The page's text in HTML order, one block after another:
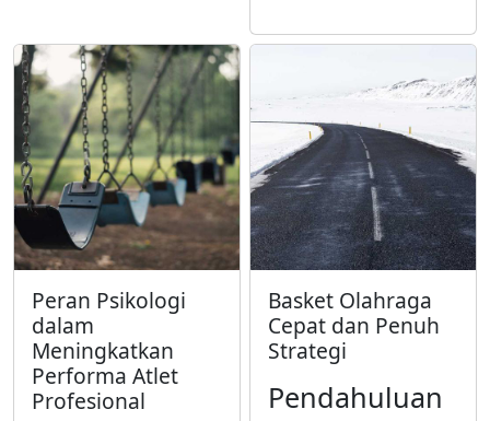
Peran Psikologi
dalam
Meningkatkan
Performa Atlet
Profesional
Basket Olahraga
Cepat dan Penuh
Strategi
Pendahuluan